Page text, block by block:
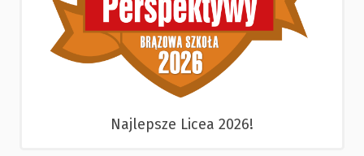
Najlepsze Licea 2026!